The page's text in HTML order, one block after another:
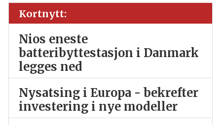
Kortnytt:
Nios eneste
batteribyttestasjon i Danmark
legges ned
Nysatsing i Europa - bekrefter
investering i nye modeller